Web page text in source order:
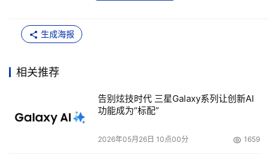
以在多个用户之间实现无缝的文件和卷共享，整个过程就像
是访问本地的硬盘一样简便快捷。
NETGEAR 的Storage Central 这样的解决方案融合了
基本性能，为家庭和小型办公用户提供了一个高性价比的先
进存储解决方案。
生成海报
相关推荐
告别炫技时代 三星Galaxy系列让创新AI
功能成为“标配”
2026年05月26日 10点00分 1659